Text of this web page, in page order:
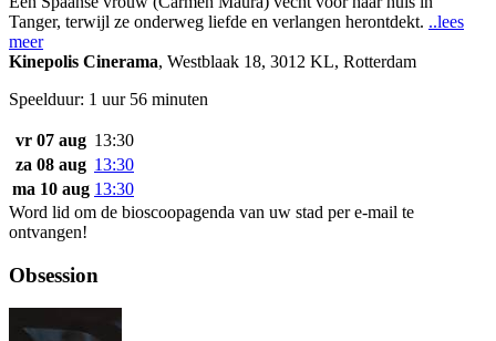
Tanger, terwijl ze onderweg liefde en verlangen herontdekt. ..lees
meer
Kinepolis Cinerama, Westblaak 18, 3012 KL, Rotterdam
Speelduur: 1 uur 56 minuten
vr 07 aug 13:30
za 08 aug 13:30
ma 10 aug 13:30
Word lid om de bioscoopagenda van uw stad per e-mail te
ontvangen!
Obsession